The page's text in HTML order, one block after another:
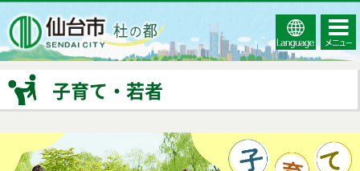
Select
Language
コンテ
ンツメ
ニュー
子育て・若者